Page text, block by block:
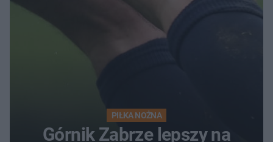
PIŁKA NOŻNA
Górnik Zabrze lepszy na